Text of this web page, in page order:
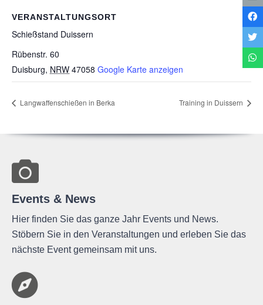
VERANSTALTUNGSORT
Schieß­stand Duissern
Rübenstr. 60
Duisburg, NRW 47058 Google Karte anzeigen
Lang­waf­fen­schie­ßen in Berka Trai­ning in Duissern
Events & News
Hier finden Sie das ganze Jahr Events und News.
Stöbern Sie in den Veranstaltungen und erleben Sie das
nächste Event gemeinsam mit uns.